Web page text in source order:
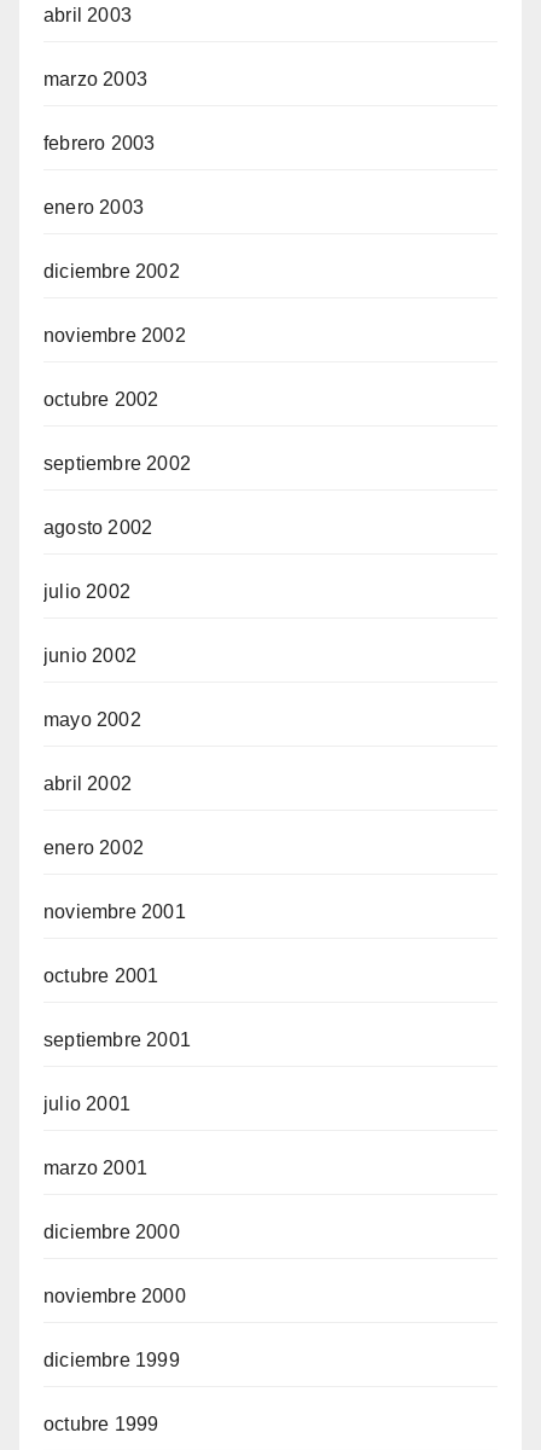
abril 2003
marzo 2003
febrero 2003
enero 2003
diciembre 2002
noviembre 2002
octubre 2002
septiembre 2002
agosto 2002
julio 2002
junio 2002
mayo 2002
abril 2002
enero 2002
noviembre 2001
octubre 2001
septiembre 2001
julio 2001
marzo 2001
diciembre 2000
noviembre 2000
diciembre 1999
octubre 1999